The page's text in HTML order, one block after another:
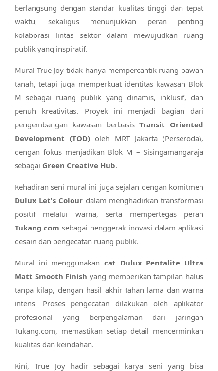
berlangsung dengan standar kualitas tinggi dan tepat
waktu, sekaligus menunjukkan peran penting
kolaborasi lintas sektor dalam mewujudkan ruang
publik yang inspiratif.
Mural True Joy tidak hanya mempercantik ruang bawah
tanah, tetapi juga memperkuat identitas kawasan Blok
M sebagai ruang publik yang dinamis, inklusif, dan
penuh kreativitas. Proyek ini menjadi bagian dari
pengembangan kawasan berbasisTransit Oriented
Development (TOD) oleh MRT Jakarta (Perseroda),
dengan fokus menjadikan Blok M – Sisingamangaraja
sebagai Green Creative Hub.
Kehadiran seni mural ini juga sejalan dengan komitmen
Dulux Let's Colour dalam menghadirkan transformasi
positif melalui warna, serta mempertegas peran
Tukang.com sebagai penggerak inovasi dalam aplikasi
desain dan pengecatan ruang publik.
Mural ini menggunakan cat Dulux Pentalite Ultra
Matt Smooth Finish yang memberikan tampilan halus
tanpa kilap, dengan hasil akhir tahan lama dan warna
intens. Proses pengecatan dilakukan oleh aplikator
profesional yang berpengalaman dari jaringan
Tukang.com, memastikan setiap detail mencerminkan
kualitas dan keindahan.
Kini, True Joy hadir sebagai karya seni yang bisa